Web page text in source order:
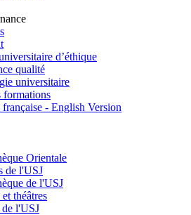
d’éthique
qualité
universitaire
formations
française - English Version
Orientale
de l'USJ
de l'USJ
théâtres
l'USJ